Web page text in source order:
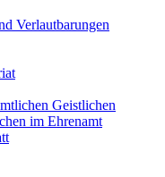
Verlautbarungen
Geistlichen
im Ehrenamt